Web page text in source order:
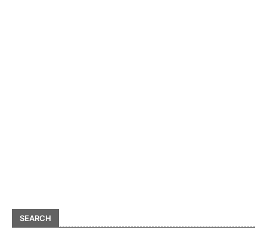
SEARCH